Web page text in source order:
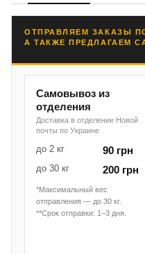
ОТПРАВЛЯЕМ ЗАКАЗЫ
А ТАКЖЕ ПРЕДЛАГАЕМ
Самовывоз из
отделения
Доставка в отделение Новой
почты по Украине
до 2 кг 90 грн
до 30 кг 200 грн
*Максимальный вес
отправления — до 30 кг.
**Срок отправки: 1–3 дня.